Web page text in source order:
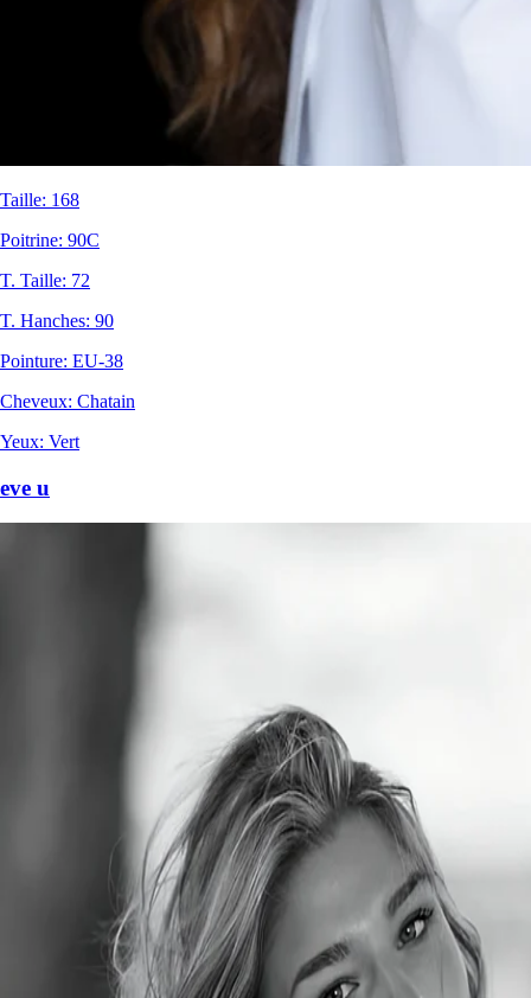
Taille: 168
Poitrine: 90C
T. Taille: 72
T. Hanches: 90
Pointure: EU-38
Cheveux: Chatain
Yeux: Vert
eve u